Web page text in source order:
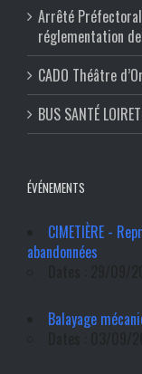
Arrêté
réglementation
CADO Théâtre
BUS SANTÉ LOIRET
ÉVÉNEMENTS
CIMETIÈRE -
abandonnées
Balayage